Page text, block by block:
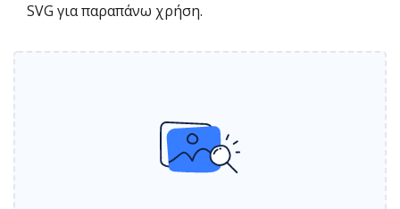
SVG για παραπάνω χρήση.